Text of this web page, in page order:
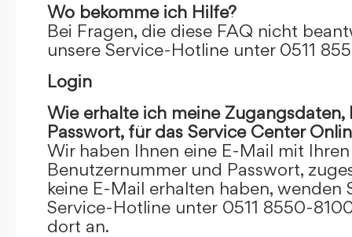
Wo bekomme ich Hilfe?
Bei Fragen, die diese FAQ nicht
unsere Service-Hotline unter 0511
Login
Wie erhalte ich meine
Passwort, für das Service Center
Wir haben Ihnen eine E-Mail mit
Benutzernummer und Passwort,
keine E-Mail erhalten haben, wenden
Service-Hotline unter 0511 8550-
dort an.